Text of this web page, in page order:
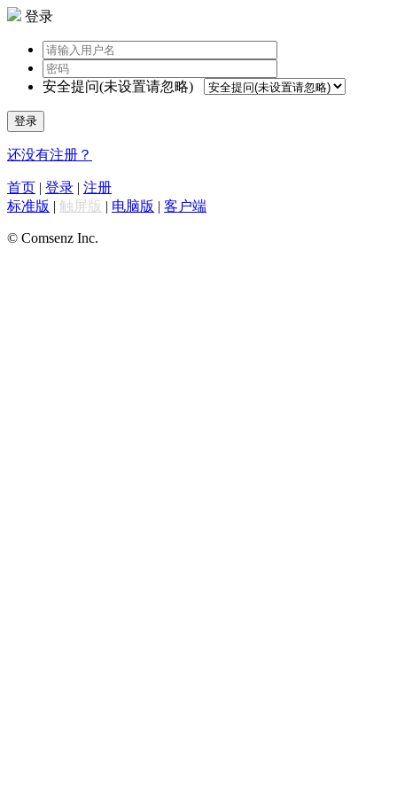
登录
安全提问(未设置请忽略)
登录
还没有注册？
首页 | 登录 | 注册
标准版 | 触屏版 | 电脑版 | 客户端
© Comsenz Inc.